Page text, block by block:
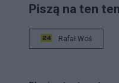
Piszą na ten
Rafał Woś